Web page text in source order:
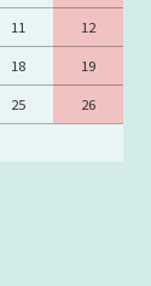
11
12
18
19
25
26